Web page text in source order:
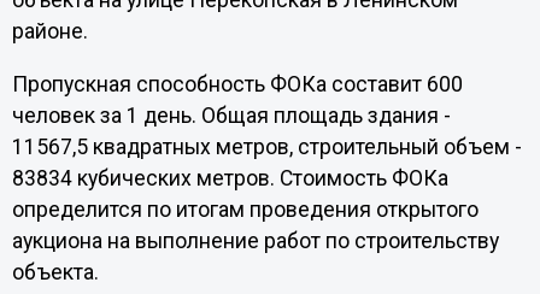
районе.
Пропускная способность ФОКа составит 600
человек за 1 день. Общая площадь здания -
11567,5 квадратных метров, строительный объем -
83834 кубических метров. Стоимость ФОКа
определится по итогам проведения открытого
аукциона на выполнение работ по строительству
объекта.